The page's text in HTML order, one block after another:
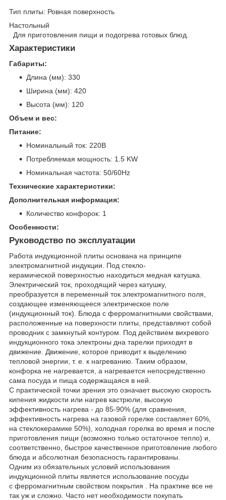
Тип плиты: Ровная поверхность
Настольный
Для приготовления пищи и подогрева готовых блюд.
Характеристики
Габариты:
Длина (мм): 330
Ширина (мм): 420
Высота (мм): 120
Объем и вес:
Питание:
Номинальный ток: 220В
Потребляемая мощность: 1.5 KW
Номинальная частота: 50/60Hz
Технические характеристики:
Дополнительная информация:
Количество конфорок: 1
Особенности:
Руководство по эксплуатации
Работа индукционной плиты основана на принципе
электромагнитной индукции. Под стекло-
керамической поверхностью находиться медная катушка.
Электрический ток, проходящий через катушку,
преобразуется в переменный ток электромагнитного поля,
создающее изменяющееся электрическое поле
(индукционный ток). Блюда с ферромагнитными свойствами,
расположенные на поверхности плиты, представляют собой
проводник с замкнутый контуром. Под действием вихревого
индукционного тока электроны дна тарелки приходят в
движение. Движение, которое приводит к выделению
тепловой энергии, т. е. к нагреванию. Таким образом,
конфорка не нагревается, а нагревается непосредственно
сама посуда и пища содержащаяся в ней.
С практической точки зрения это означает высокую скорость
кипения жидкости или нагрев кастрюли, высокую
эффективность нагрева - до 85-90% (для сравнения,
эффективность нагрева на газовой горелке составляет 60%,
на стеклокерамике 50%), холодная горелка во время и после
приготовления пищи (возможно только остаточное тепло) и,
соответственно, быстрое качественное приготовление любого
блюда и абсолютная безопасность гарантированы.
Одним из обязательных условий использования
индукционной плиты является использование посуды
с ферромагнитным свойством покрытия . На практике все не
так уж и сложно. Часто нет необходимости покупать